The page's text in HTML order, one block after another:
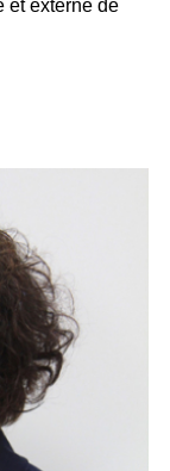
et externe de